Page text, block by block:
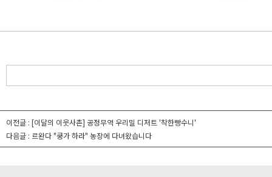
이전글 : [이달의 이웃사촌] 공정무역 우리밀 디저트 '착한빵수니'
다음글 : 르완다 "쿵가 하라" 농장에 다녀왔습니다